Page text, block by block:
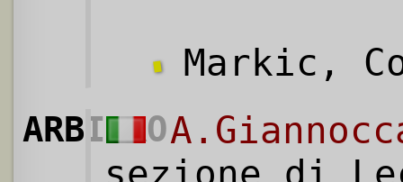
Markic,
ARBITRO